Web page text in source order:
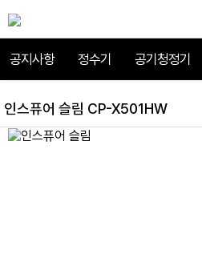
공지사항 정수기 공기청정기
인스퓨어 슬림 CP-X501HW